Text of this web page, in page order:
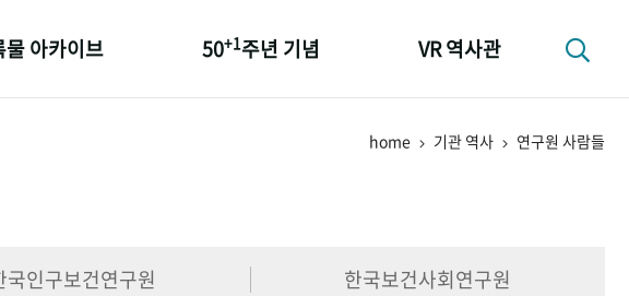
물 아카이브 50+1주년 기념
세계와 함께 한 KIHASA
VR 역사관
home 기관 역사 연구원 사람들
국인구보건연구원 한국보건사회연구원